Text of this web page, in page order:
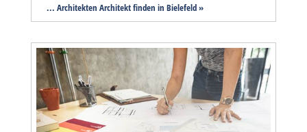
... Architekten Architekt finden in Bielefeld »